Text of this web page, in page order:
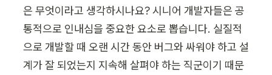
은 무엇이라고 생각하시나요? 시니어 개발자들은 공
통적으로 인내심을 중요한 요소로 뽑습니다. 실질적
으로 개발할 때 오랜 시간 동안 버그와 싸워야 하고 설
계가 잘 되었는지 지속해 살펴야 하는 직군이기 때문